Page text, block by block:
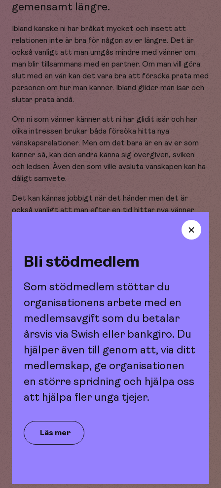
Bli stödmedlem
Som stödmedlem stöttar du
organisationens arbete med en
medlemsavgift som du betalar
årsvis via Swish eller bankgiro. Du
hjälper även till genom att, via ditt
medlemskap, ge organisationen
en större spridning och hjälpa oss
att hjälpa fler unga tjejer.
Läs mer
gemensamt längre.
Ibland kanske ni har bråkat mycket och insett att
relationen inte är bra för någon av er längre. Det är
också vanligt att man umgås mindre med vänner om
man blir tillsammans med en partner. Om man vill göra
slut med en vän kan det vara bra att försöka prata med
personen om hur man känner. Ibland glider man isär och
slutar prata ändå.
Om ni som vänner känner att ni har glidit isär och har
olika intressen brukar båda försöka hitta nya
vänskapsrelationer. Men om det bara är en av er som
känner så, kan den andra känna sig övergiven, sviken
och ledsen. Även den som ville avsluta vänskapen kan ha
dåligt samvete.
Det kan kännas jobbigt när det händer men det är
också vanligt att man efter en tid hittar nya vänner
Att hitta en bästa vän eller ett kompisgäng kan vara
under flera år eller under hela livet men det är vanligt
Hitta vänner